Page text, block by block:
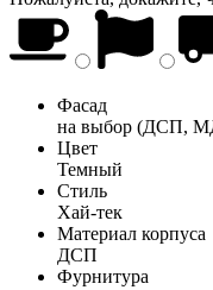
Фасад
на выбор (ДСП,
Цвет
Темный
Стиль
Хай-тек
Материал корпуса
ДСП
Фурнитура